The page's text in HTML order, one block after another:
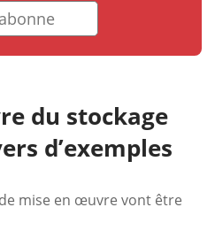
du stockage
d’exemples
mise en œuvre vont être